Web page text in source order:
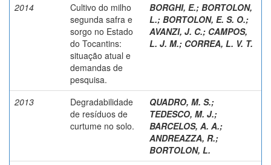
2014
Cultivo do milho
segunda safra e
sorgo no Estado
do Tocantins:
situação atual e
demandas de
pesquisa.
BORGHI, E.; BORTOLON,
L.; BORTOLON, E. S. O.;
AVANZI, J. C.; CAMPOS,
L. J. M.; CORREA, L. V. T.
2013
Degradabilidade
de resíduos de
curtume no solo.
QUADRO, M. S.;
TEDESCO, M. J.;
BARCELOS, A. A.;
ANDREAZZA, R.;
BORTOLON, L.